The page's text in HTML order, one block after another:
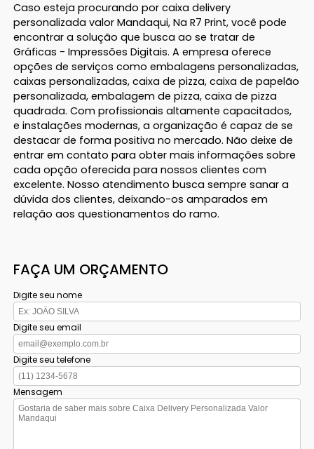
Caso esteja procurando por caixa delivery
personalizada valor Mandaqui, Na R7 Print, você pode
encontrar a solução que busca ao se tratar de
Gráficas - Impressões Digitais. A empresa oferece
opções de serviços como embalagens personalizadas,
caixas personalizadas, caixa de pizza, caixa de papelão
personalizada, embalagem de pizza, caixa de pizza
quadrada. Com profissionais altamente capacitados,
e instalações modernas, a organização é capaz de se
destacar de forma positiva no mercado. Não deixe de
entrar em contato para obter mais informações sobre
cada opção oferecida para nossos clientes com
excelente. Nosso atendimento busca sempre sanar a
dúvida dos clientes, deixando-os amparados em
relação aos questionamentos do ramo.
FAÇA UM ORÇAMENTO
Digite seu nome
Digite seu email
Digite seu telefone
Mensagem